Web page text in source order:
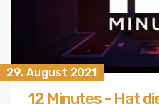
29. August 2021
12 Minutes - Hat